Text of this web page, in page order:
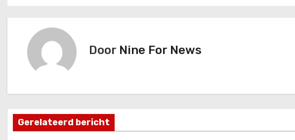
t
n
Door Nine For News
Gerelateerd bericht